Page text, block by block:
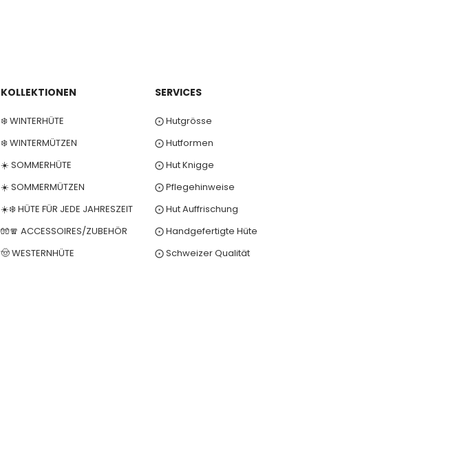
KOLLEKTIONEN
❄️ WINTERHÜTE
❄️ WINTERMÜTZEN
☀️ SOMMERHÜTE
☀️ SOMMERMÜTZEN
☀️❄️ HÜTE FÜR JEDE JAHRESZEIT
🧤🧣 ACCESSOIRES/ZUBEHÖR
🤠 WESTERNHÜTE
SERVICES
⨀ Hutgrösse
⨀ Hutformen
⨀ Hut Knigge
⨀ Pflegehinweise
⨀ Hut Auffrischung
⨀ Handgefertigte Hüte
⨀ Schweizer Qualität